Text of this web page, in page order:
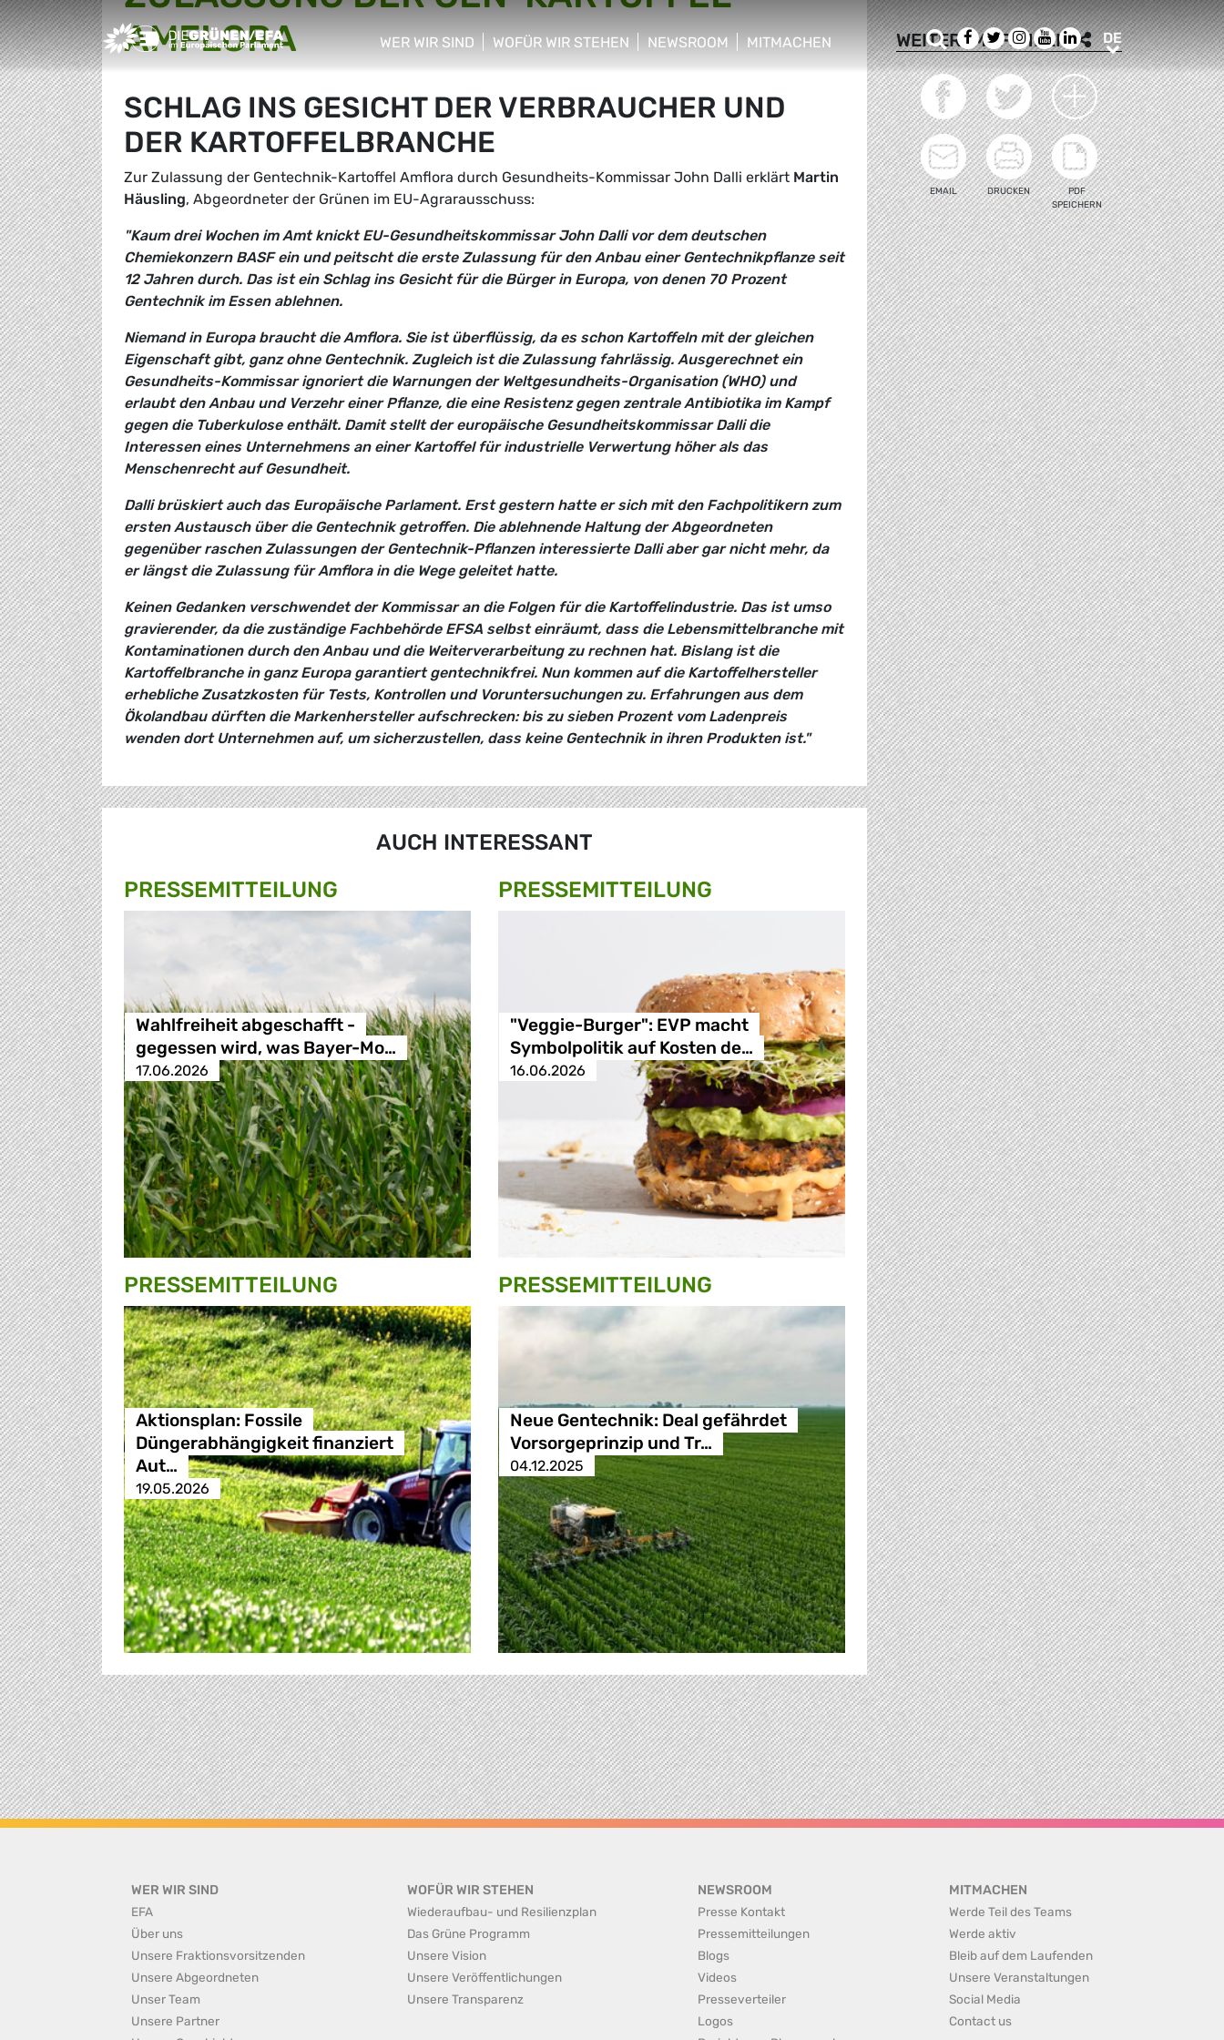
Greens/EFA Home
WER WIR SIND
WOFÜR WIR STEHEN
NEWSROOM
MITMACHEN
show/hide sub menu
SucheFacebook
TwitterInstagram
Youtube
LinkedIn
DEDE
AMFLORA
SCHLAG INS GESICHT DER VERBRAUCHER UND
DER KARTOFFELBRANCHE
Zur Zulassung der Gentechnik-Kartoffel Amflora durch Gesundheits-Kommissar John Dalli erklärt Martin
Häusling, Abgeordneter der Grünen im EU-Agrarausschuss:
"Kaum drei Wochen im Amt knickt EU-Gesundheitskommissar John Dalli vor dem deutschen
Chemiekonzern BASF ein und peitscht die erste Zulassung für den Anbau einer Gentechnikpflanze seit
12 Jahren durch. Das ist ein Schlag ins Gesicht für die Bürger in Europa, von denen 70 Prozent
Gentechnik im Essen ablehnen.
Niemand in Europa braucht die Amflora. Sie ist überflüssig, da es schon Kartoffeln mit der gleichen
Eigenschaft gibt, ganz ohne Gentechnik. Zugleich ist die Zulassung fahrlässig. Ausgerechnet ein
Gesundheits-Kommissar ignoriert die Warnungen der Weltgesundheits-Organisation (WHO) und
erlaubt den Anbau und Verzehr einer Pflanze, die eine Resistenz gegen zentrale Antibiotika im Kampf
gegen die Tuberkulose enthält. Damit stellt der europäische Gesundheitskommissar Dalli die
Interessen eines Unternehmens an einer Kartoffel für industrielle Verwertung höher als das
Menschenrecht auf Gesundheit.
Dalli brüskiert auch das Europäische Parlament. Erst gestern hatte er sich mit den Fachpolitikern zum
ersten Austausch über die Gentechnik getroffen. Die ablehnende Haltung der Abgeordneten
gegenüber raschen Zulassungen der Gentechnik-Pflanzen interessierte Dalli aber gar nicht mehr, da
er längst die Zulassung für Amflora in die Wege geleitet hatte.
Keinen Gedanken verschwendet der Kommissar an die Folgen für die Kartoffelindustrie. Das ist umso
gravierender, da die zuständige Fachbehörde EFSA selbst einräumt, dass die Lebensmittelbranche mit
Kontaminationen durch den Anbau und die Weiterverarbeitung zu rechnen hat. Bislang ist die
Kartoffelbranche in ganz Europa garantiert gentechnikfrei. Nun kommen auf die Kartoffelhersteller
erhebliche Zusatzkosten für Tests, Kontrollen und Voruntersuchungen zu. Erfahrungen aus dem
Ökolandbau dürften die Markenhersteller aufschrecken: bis zu sieben Prozent vom Ladenpreis
wenden dort Unternehmen auf, um sicherzustellen, dass keine Gentechnik in ihren Produkten ist."
AUCH INTERESSANT
PRESSE­MITTEILUNG
Wahlfreiheit abgeschafft -
gegessen wird, was Bayer-Mo…
17.06.2026
PRESSE­MITTEILUNG
"Veggie-Burger": EVP macht
Symbolpolitik auf Kosten de…
16.06.2026
PRESSE­MITTEILUNG
Aktionsplan: Fossile
Düngerabhängigkeit finanziert
Aut…
19.05.2026
PRESSE­MITTEILUNG
Neue Gentechnik: Deal gefährdet
Vorsorgeprinzip und Tr…
04.12.2025
WEITEREMPFEHLEN
EMAIL DRUCKEN
PDF
SPEICHERN
WER WIR SIND
EFA
Über uns
Unsere Fraktionsvorsitzenden
Unsere Abgeordneten
Unser Team
Unsere Partner
WOFÜR WIR STEHEN
Wiederaufbau- und Resilienzplan
Das Grüne Programm
Unsere Vision
Unsere Veröffentlichungen
Unsere Transparenz
NEWSROOM
Presse Kontakt
Pressemitteilungen
Blogs
Videos
Presseverteiler
Logos
MITMACHEN
Werde Teil des Teams
Werde aktiv
Bleib auf dem Laufenden
Unsere Veranstaltungen
Social Media
Contact us